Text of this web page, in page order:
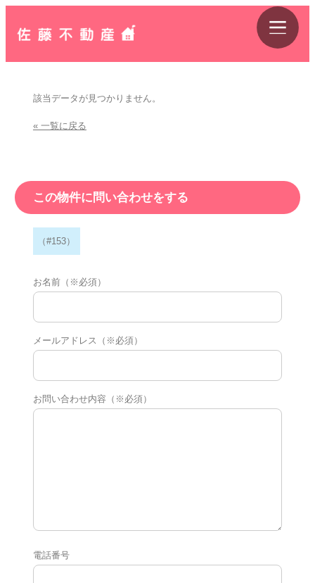
該当データが見つかりません。
« 一覧に戻る
この物件に問い合わせをする
（#153）
お名前（※必須）
メールアドレス（※必須）
お問い合わせ内容（※必須）
電話番号